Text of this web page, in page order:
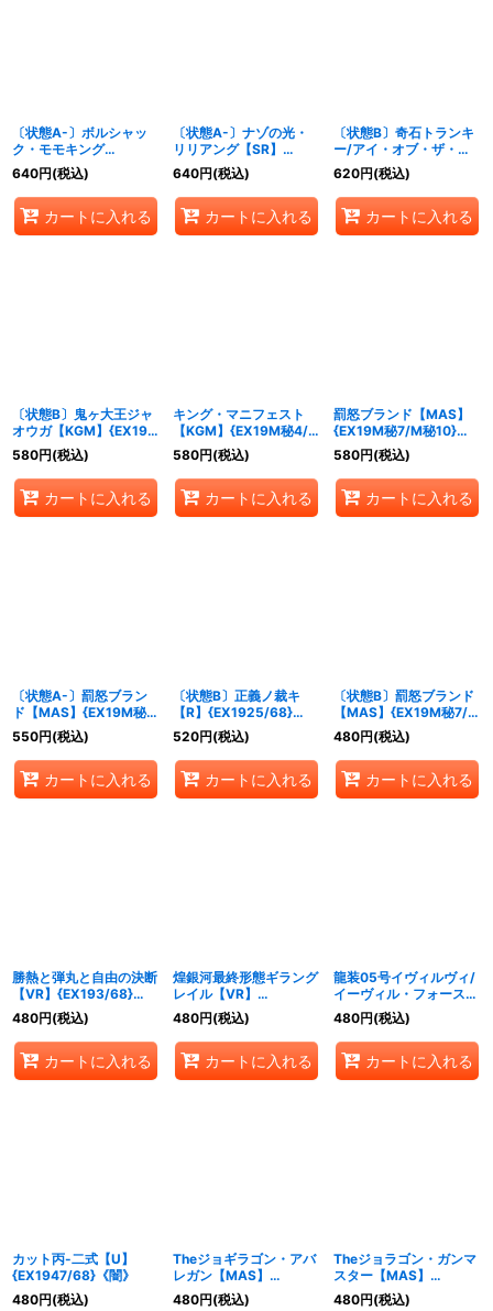
〔状態A-〕ボルシャッ
ク・モモキング
NEX【KGM】{EX19M
秘1/M秘10}《火》
640円(税込)
カートに入れる
〔状態A-〕ナゾの光・
リリアング【SR】
{EX19S7/S20}《光》
640円(税込)
カートに入れる
〔状態B〕奇石トランキ
ー/アイ・オブ・ザ・タ
イガー【VR】
{EX194/68}《光》
620円(税込)
カートに入れる
〔状態B〕鬼ヶ大王ジャ
オウガ【KGM】{EX19M
秘5/M秘10}《多》
580円(税込)
カートに入れる
キング・マニフェスト
【KGM】{EX19M秘4/M
秘10}《多》
580円(税込)
カートに入れる
罰怒ブランド【MAS】
{EX19M秘7/M秘10}
《火》
580円(税込)
カートに入れる
〔状態A-〕罰怒ブラン
ド【MAS】{EX19M秘
7/M秘10}《火》
550円(税込)
カートに入れる
〔状態B〕正義ノ裁キ
【R】{EX1925/68}
《光》
520円(税込)
カートに入れる
〔状態B〕罰怒ブランド
【MAS】{EX19M秘7/M
秘10}《火》
480円(税込)
カートに入れる
勝熱と弾丸と自由の決断
【VR】{EX193/68}
《無》
480円(税込)
カートに入れる
煌銀河最終形態ギラング
レイル【VR】
{EX196/68}《光》
480円(税込)
カートに入れる
龍装05号イヴィルヴィ/
イーヴィル・フォース
【VR】{EX199/68}
《多》
480円(税込)
カートに入れる
カット丙-二式【U】
{EX1947/68}《闇》
480円(税込)
Theジョギラゴン・アバ
レガン【MAS】
{EX19M21/M40}《無》
480円(税込)
Theジョラゴン・ガンマ
スター【MAS】
{EX19M22/M40}
480円(税込)